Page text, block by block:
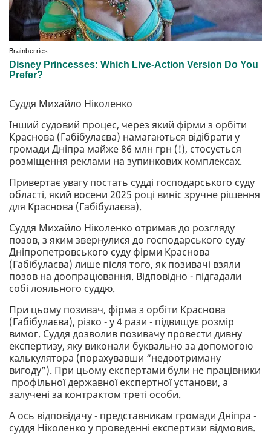
Суддя Михайло Ніколенко
Інший судовий процес, через який фірми з орбіти
Краснова (Габібулаєва) намагаються відібрати у
громади Дніпра майже 86 млн грн (!), стосується
розміщення реклами на зупинкових комплексах.
Привертає увагу постать судді господарського суду
області, який восени 2025 році виніс зручне рішення
для Краснова (Габібулаєва).
Суддя Михайло Ніколенко отримав до розгляду
позов, з яким звернулися до господарського суду
Дніпропетровського суду фірми Краснова
(Габібулаєва) лише після того, як позивачі взяли
позов на доопрацювання. Відповідно - підгадали
собі лояльного суддю.
При цьому позивач, фірма з орбіти Краснова
(Габібулаєва), різко - у 4 рази - підвищує розмір
вимог. Суддя дозволив позивачу провести дивну
експертизу, яку виконали буквально за допомогою
калькулятора (порахувавши “недоотриману
вигоду”). При цьому експертами були не працівники
профільної державної експертної установи, а
залучені за контрактом треті особи.
А ось відповідачу - представникам громади Дніпра -
суддя Ніколенко у проведенні експертизи відмовив.